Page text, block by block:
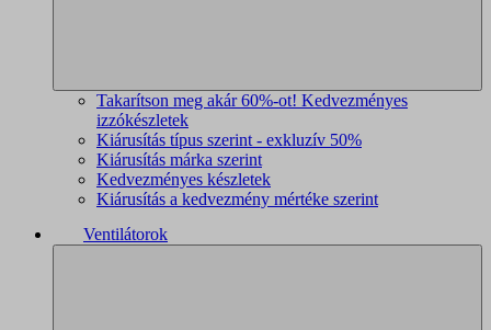
Takarítson meg akár 60%-ot! Kedvezményes
izzókészletek
Kiárusítás típus szerint - exkluzív 50%
Kiárusítás márka szerint
Kedvezményes készletek
Kiárusítás a kedvezmény mértéke szerint
Ventilátorok